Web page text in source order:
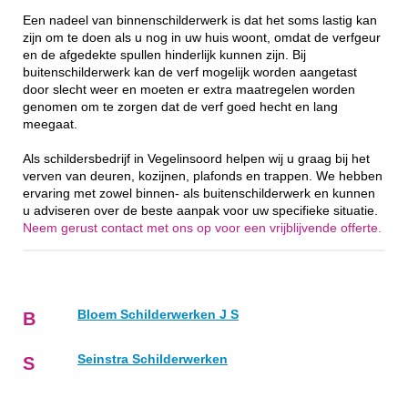
Een nadeel van binnenschilderwerk is dat het soms lastig kan
zijn om te doen als u nog in uw huis woont, omdat de verfgeur
en de afgedekte spullen hinderlijk kunnen zijn. Bij
buitenschilderwerk kan de verf mogelijk worden aangetast
door slecht weer en moeten er extra maatregelen worden
genomen om te zorgen dat de verf goed hecht en lang
meegaat.
Als schildersbedrijf in Vegelinsoord helpen wij u graag bij het
verven van deuren, kozijnen, plafonds en trappen. We hebben
ervaring met zowel binnen- als buitenschilderwerk en kunnen
u adviseren over de beste aanpak voor uw specifieke situatie.
Neem gerust contact met ons op voor een vrijblijvende offerte.
B Bloem Schilderwerken J S
S Seinstra Schilderwerken